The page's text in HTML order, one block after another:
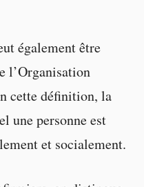
également être
l’Organisation
cette définition, la
une personne est
et socialement.